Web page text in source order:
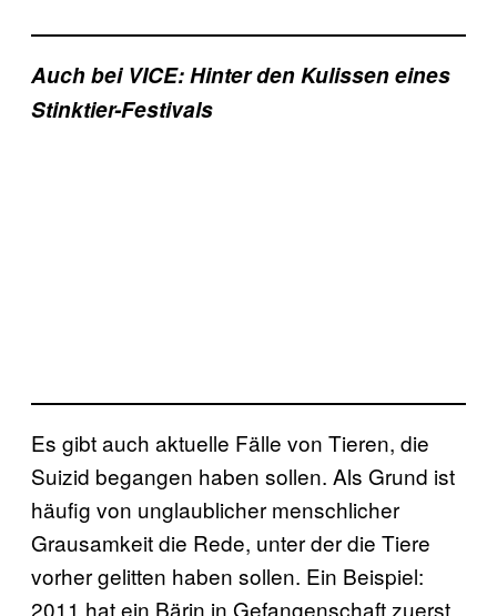
Auch bei VICE: Hinter den Kulissen eines
Stinktier-Festivals
Es gibt auch aktuelle Fälle von Tieren, die
Suizid begangen haben sollen. Als Grund ist
häufig von unglaublicher menschlicher
Grausamkeit die Rede, unter der die Tiere
vorher gelitten haben sollen. Ein Beispiel:
2011 hat ein Bärin in Gefangenschaft zuerst